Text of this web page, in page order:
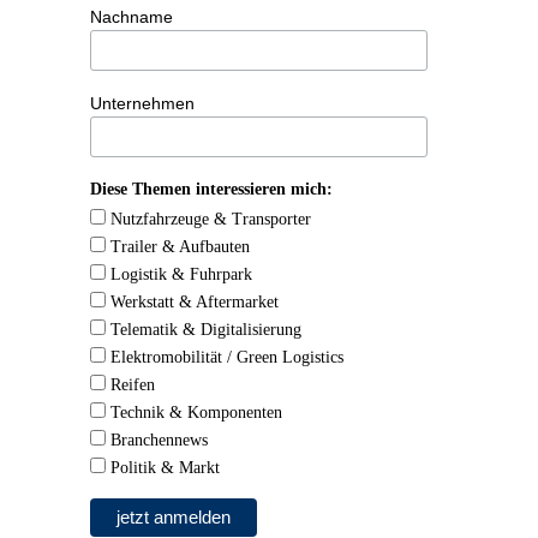
Nachname
Unternehmen
Diese Themen interessieren mich:
Nutzfahrzeuge & Transporter
Trailer & Aufbauten
Logistik & Fuhrpark
Werkstatt & Aftermarket
Telematik & Digitalisierung
Elektromobilität / Green Logistics
Reifen
Technik & Komponenten
Branchennews
Politik & Markt